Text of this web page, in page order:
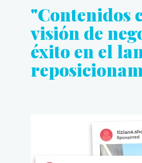
"Contenidos
visión de
éxito en el